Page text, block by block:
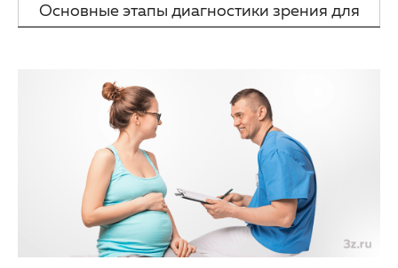
Партнерам
Клуб офтальмологов
Другие заболевания глаз
беременности
Основные этапы диагностики зрения для